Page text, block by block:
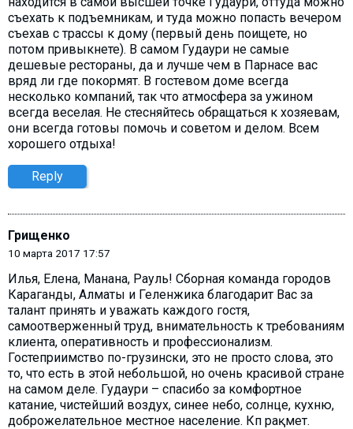
съехать к подъемникам, и туда можно попасть вечером
съехав с трассы к дому (первый день поищете, но
потом привыкнете). В самом Гудаури не самые
дешевые рестораны, да и лучше чем в Парнасе вас
вряд ли где покормят. В гостевом доме всегда
несколько компаний, так что атмосфера за ужином
всегда веселая. Не стесняйтесь обращаться к хозяевам,
они всегда готовы помочь и советом и делом. Всем
хорошего отдыха!
Reply
Грищенко
10 марта 2017 17:57
Илья, Елена, Манана, Рауль! Сборная команда городов
Караганды, Алматы и Геленжика благодарит Вас за
талант принять и уважать каждого гостя,
самоотверженный труд, внимательность к требованиям
клиента, оперативность и профессионализм.
Гостеприимство по-грузински, это не просто слова, это
то, что есть в этой небольшой, но очень красивой стране
на самом деле. Гудаури – спасибо за комфортное
катание, чистейший воздух, синее небо, солнце, кухню,
доброжелательное местное население. Көп рақмет.